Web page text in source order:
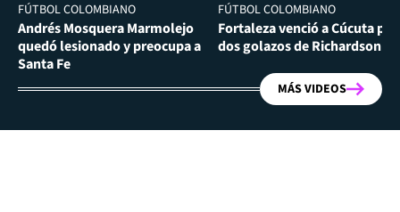
FÚTBOL COLOMBIANO
Andrés Mosquera Marmolejo
quedó lesionado y preocupa a
Santa Fe
FÚTBOL COLOMBIANO
Fortaleza venció a Cúcuta por
dos golazos de Richardson
MÁS VIDEOS